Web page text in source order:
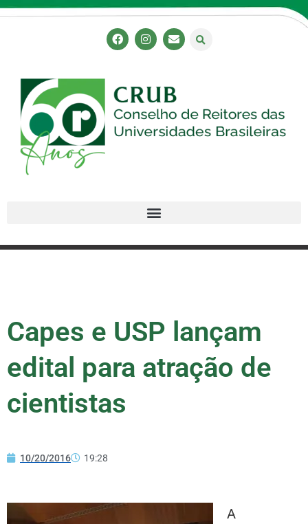
Capes e USP lançam
edital para atração de
cientistas
10/20/2016 19:28
A